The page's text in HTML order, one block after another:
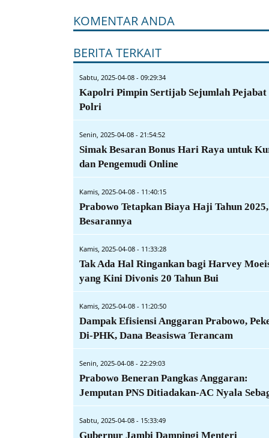
KOMENTAR ANDA
BERITA TERKAIT
Sabtu, 2025-04-08 - 09:29:34
Kapolri Pimpin Sertijab Sejumlah Pejabat
Polri
Senin, 2025-04-08 - 21:54:52
Simak Besaran Bonus Hari Raya untuk
dan Pengemudi Online
Kamis, 2025-04-08 - 11:40:15
Prabowo Tetapkan Biaya Haji Tahun
Besarannya
Kamis, 2025-04-08 - 11:33:28
Tak Ada Hal Ringankan bagi Harvey
yang Kini Divonis 20 Tahun Bui
Kamis, 2025-04-08 - 11:20:50
Dampak Efisiensi Anggaran Prabowo,
Di-PHK, Dana Beasiswa Terancam
Senin, 2025-04-08 - 22:29:03
Prabowo Beneran Pangkas Anggaran:
Jemputan PNS Ditiadakan-AC Nyala
Sabtu, 2025-04-08 - 15:33:49
Gubernur Jambi Dampingi Menteri